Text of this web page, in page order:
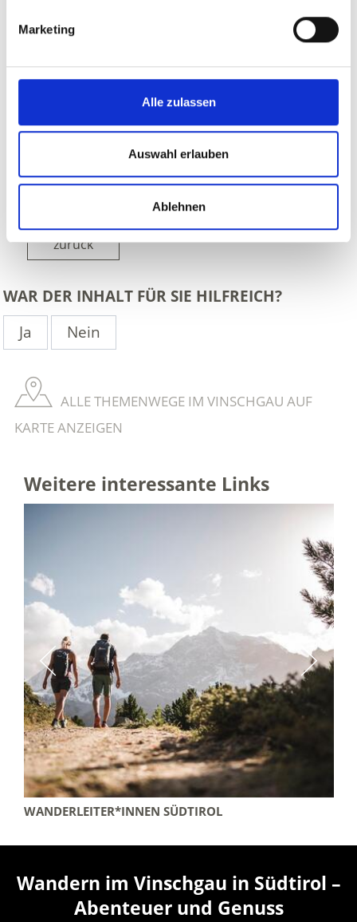
Marketing
Alle zulassen
Auswahl erlauben
Ablehnen
zurück
WAR DER INHALT FÜR SIE HILFREICH?
Ja
Nein
ALLE THEMENWEGE IM VINSCHGAU AUF
KARTE ANZEIGEN
Weitere interessante Links
WANDERLEITER*INNEN SÜDTIROL
Wandern im Vinschgau in Südtirol –
Abenteuer und Genuss